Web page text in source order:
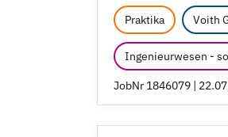
Praktika Voith
Ingenieurwesen -
JobNr 1846079 |